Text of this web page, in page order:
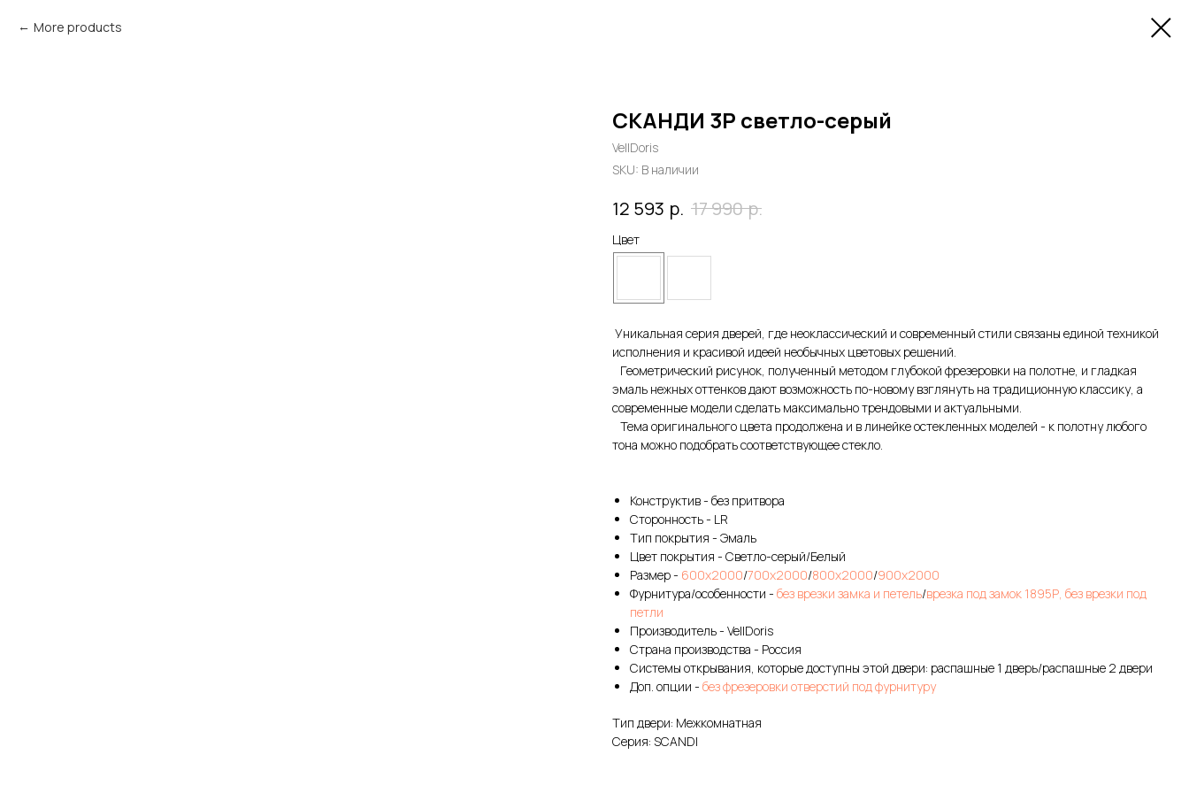
More products
СКАНДИ 3P светло-серый
VellDoris
SKU: В наличии
12 593 р. 17 990 р.
Цвет
Уникальная серия дверей, где неоклассический и современный стили связаны единой техникой
исполнения и красивой идеей необычных цветовых решений.
Геометрический рисунок, полученный методом глубокой фрезеровки на полотне, и гладкая
эмаль нежных оттенков дают возможность по-новому взглянуть на традиционную классику, а
современные модели сделать максимально трендовыми и актуальными.
Тема оригинального цвета продолжена и в линейке остекленных моделей - к полотну любого
тона можно подобрать соответствующее стекло.
Конструктив - без притвора
Сторонность - LR
Тип покрытия - Эмаль
Цвет покрытия - Светло-серый/Белый
Размер - 600х2000/700х2000/800х2000/900х2000
Фурнитура/особенности - без врезки замка и петель/врезка под замок 1895Р, без врезки под
петли
Производитель - VellDoris
Страна производства - Россия
Системы открывания, которые доступны этой двери: распашные 1 дверь/распашные 2 двери
Доп. опции - без фрезеровки отверстий под фурнитуру
Тип двери: Межкомнатная
Серия: SCANDI